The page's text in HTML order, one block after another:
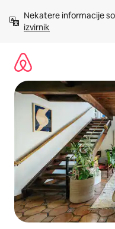
vsebino
Nekatere informacije
izvirnik